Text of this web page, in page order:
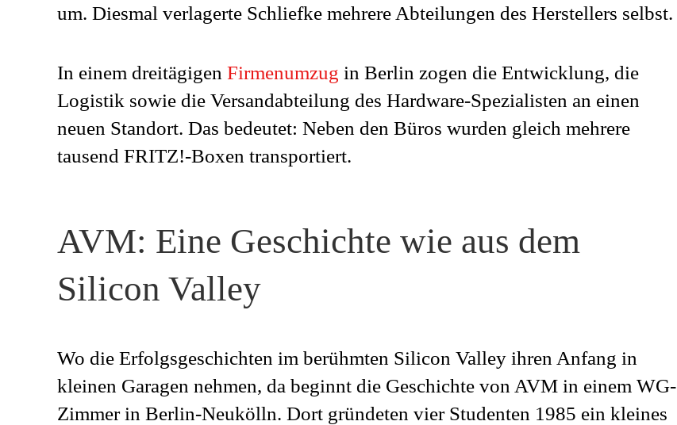
um. Diesmal verlagerte Schliefke mehrere Abteilungen des Herstellers selbst.
In einem dreitägigen Firmenumzug in Berlin zogen die Entwicklung, die
Logistik sowie die Versandabteilung des Hardware-Spezialisten an einen
neuen Standort. Das bedeutet: Neben den Büros wurden gleich mehrere
tausend FRITZ!-Boxen transportiert.
AVM: Eine Geschichte wie aus dem
Silicon Valley
Wo die Erfolgsgeschichten im berühmten Silicon Valley ihren Anfang in
kleinen Garagen nehmen, da beginnt die Geschichte von AVM in einem WG-
Zimmer in Berlin-Neukölln. Dort gründeten vier Studenten 1985 ein kleines